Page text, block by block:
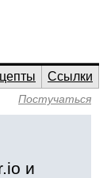
Ссылки
Постучаться
и